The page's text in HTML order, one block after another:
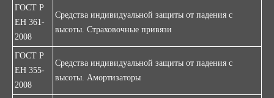
ГОСТ Р
EH 361-
2008
Средства индивидуальной защиты от падения с
высоты. Страховочные привязи
ГОСТ Р
EH 355-
2008
Средства индивидуальной защиты от падения с
высоты. Амортизаторы